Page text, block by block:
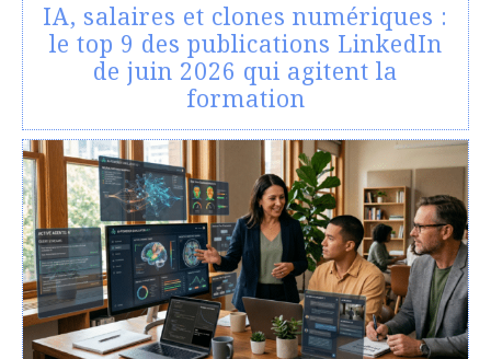
IA, salaires et clones numériques :
le top 9 des publications LinkedIn
de juin 2026 qui agitent la
formation